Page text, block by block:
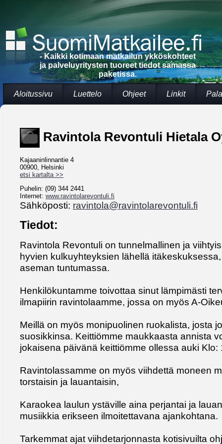
- Kaikki kotimaan matkailun ykköskohteet
ja palveluyritysten tuoreet tiedot samassa
paketissa.
Aloitussivu Luettelo Ohjeet Linkit
Ravintola Revontuli Hietala
Kajaaninlinnantie 4
00900, Helsinki
etsi kartalta >>
Puhelin: (09) 344 2441
Internet: www.ravintolarevontuli.fi
Sähköposti: ravintola@ravintolarevontuli.fi
Tiedot:
Ravintola Revontuli on tunnelmallinen ja
hyvien kulkuyhteyksien lähellä
aseman tuntumassa.
Henkilökuntamme toivottaa sinut lämpimästi
ilmapiirin ravintolaamme, jossa on myös A-
Meillä on myös monipuolinen ruokalista, josta
suosikkinsa. Keittiömme maukkaasta annista
jokaisena päivänä keittiömme ollessa auki Klo:
Ravintolassamme on myös viihdettä moneen
torstaisin ja lauantaisin,
Karaokea laulun ystäville aina perjantai ja
musiikkia erikseen ilmoitettavana ajankohtana.
Tarkemmat ajat viihdetarjonnasta kotisivuilta